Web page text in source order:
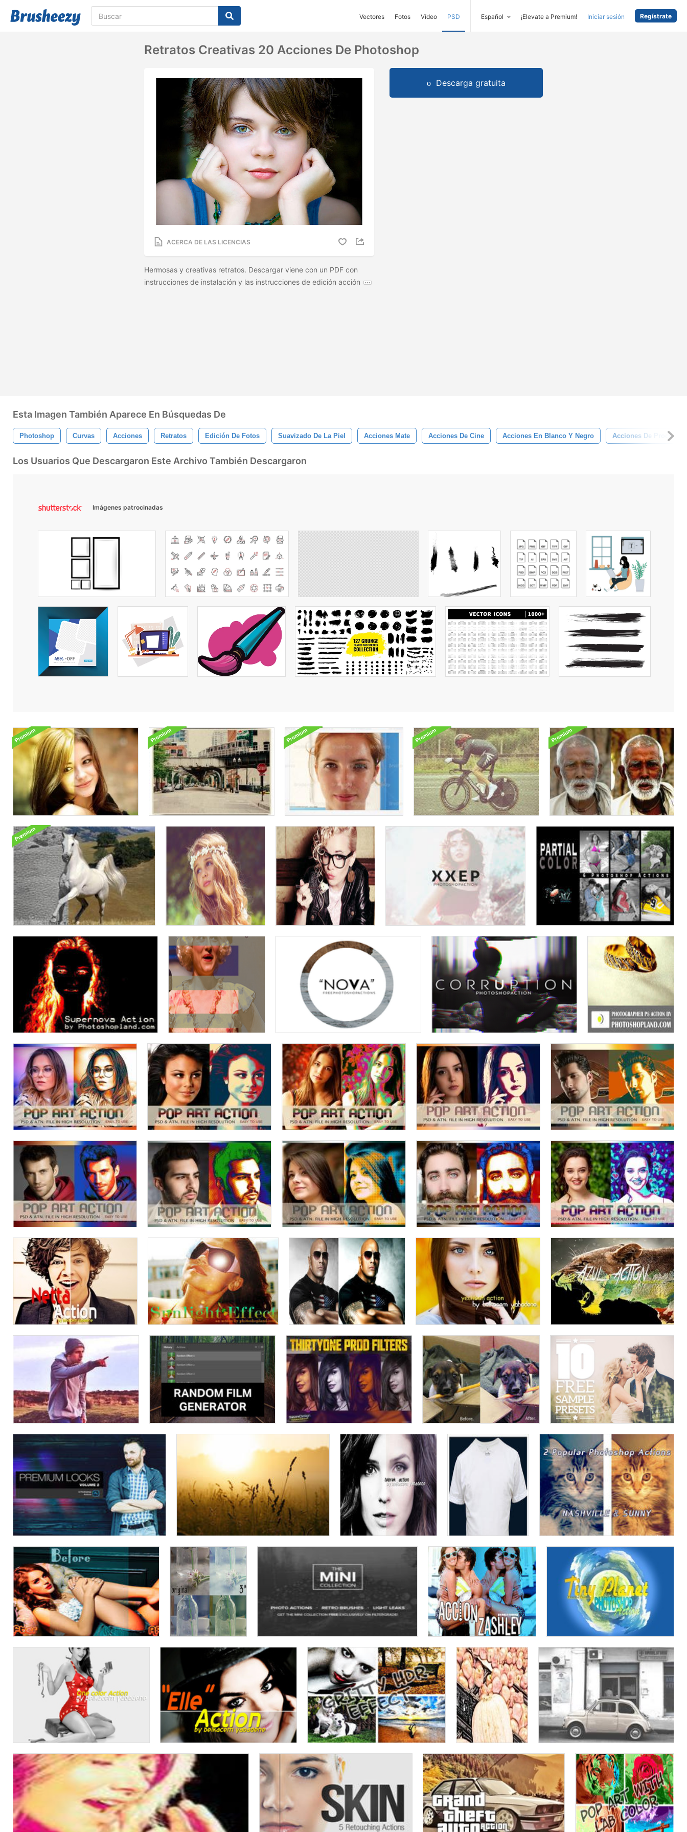
Vectores Fotos Vídeo PSD Español ¡Elevate a Premium! Iniciar sesión Regístrate
Retratos Creativas 20 Acciones De Photoshop
ACERCA DE LAS LICENCIAS
Hermosas y creativas retratos. Descargar viene con un PDF con
instrucciones de instalación y las instrucciones de edición acción
Descarga gratuita
Esta Imagen También Aparece En Búsquedas De
Photoshop Curvas Acciones Retratos Edición De Fotos Suavizado De La Piel Acciones Mate Acciones De Cine Acciones En Blanco Y Negro Acciones De Procesos
Los Usuarios Que Descargaron Este Archivo También Descargaron
Imágenes patrocinadas